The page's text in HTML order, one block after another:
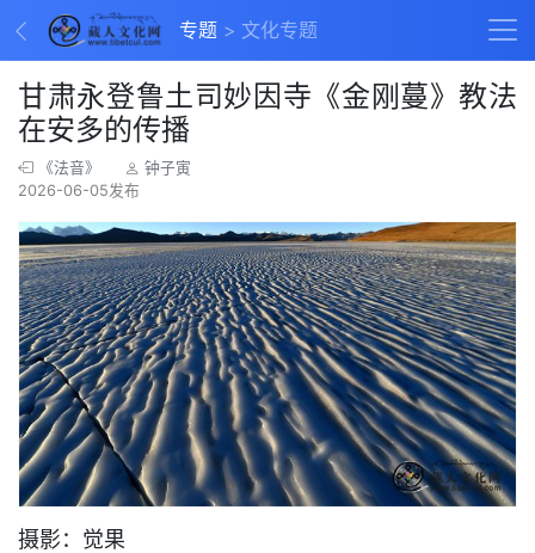
专题 文化专题
甘肃永登鲁土司妙因寺《金刚蔓》教法
在安多的传播
《法音》
钟子寅
2026-06-05发布
摄影：觉果